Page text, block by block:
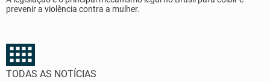
prevenir a violência contra a mulher.
TODAS AS NOTÍCIAS